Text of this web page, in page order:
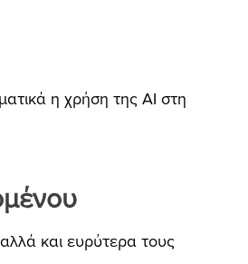
η χρήση της AI στη
και ευρύτερα τους